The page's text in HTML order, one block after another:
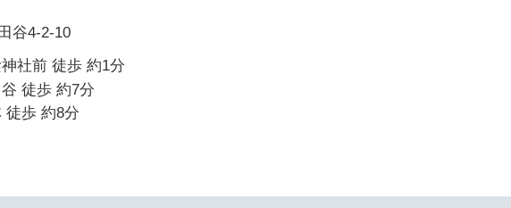
谷4-2-10
社前 徒歩 約1分
徒歩 約7分
徒歩 約8分